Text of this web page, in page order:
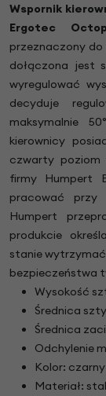
Wspornik
Ergotec
przeznaczony
dołączona jest
wyregulować
decyduje
maksymalnie
kierownicy
czwarty poziom
firmy Humpert
pracować przy
Humpert
produkcie
stanie
bezpieczeństwa
Wysokość
Średnica
Średnica
Odchylenie
Kolor:
Materiał: